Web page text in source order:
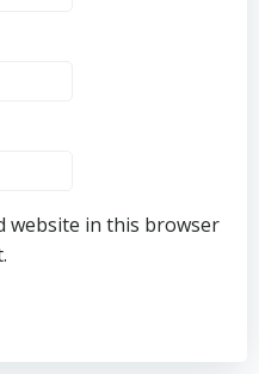
website in this browser